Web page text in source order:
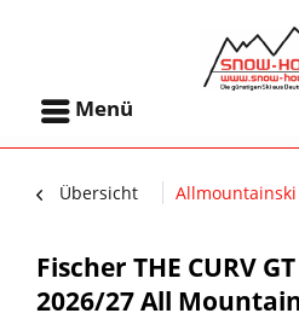
Menü
Übersicht Allmountainski
Fischer THE CURV
2026/27 All